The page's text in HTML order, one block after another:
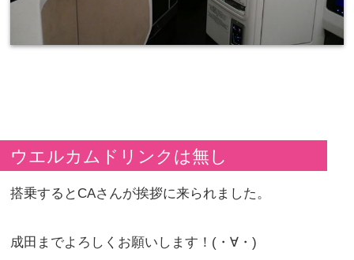
ウエルカムドリンクは無し
搭乗するとCAさんが挨拶に来られました。
成田までよろしくお願いします！(・∀・)